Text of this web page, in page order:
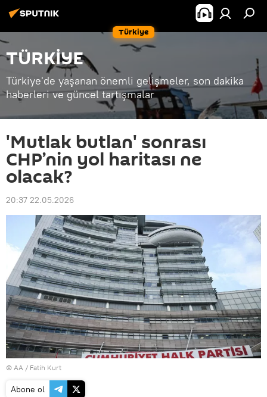
Türkiye
TÜRKİYE
Türkiye'de yaşanan önemli gelişmeler, son dakika
haberleri ve güncel tartışmalar
'Mutlak butlan' sonrası
CHP’nin yol haritası ne
olacak?
20:37 22.05.2026
© AA / Fatih Kurt
Abone ol